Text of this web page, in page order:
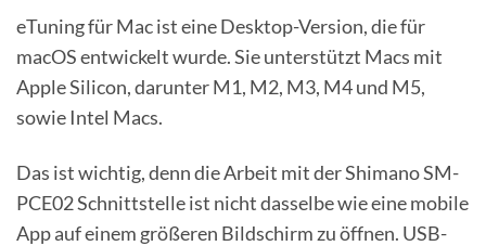
eTuning für Mac ist eine Desktop-Version, die für
macOS entwickelt wurde. Sie unterstützt Macs mit
Apple Silicon, darunter M1, M2, M3, M4 und M5,
sowie Intel Macs.
Das ist wichtig, denn die Arbeit mit der Shimano SM-
PCE02 Schnittstelle ist nicht dasselbe wie eine mobile
App auf einem größeren Bildschirm zu öffnen. USB-